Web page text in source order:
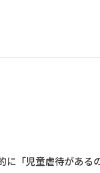
「児童虐待がある